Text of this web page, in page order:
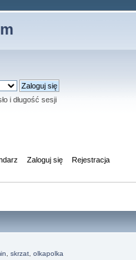
i długość sesji
Zaloguj się Rejestracja
skrzat, olkapolka